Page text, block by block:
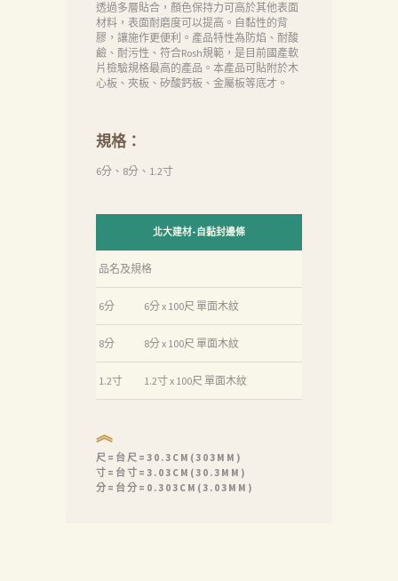
透過多層貼合，顏色保持力可高於其他表面
材料，表面耐磨度可以提高。自黏性的背
膠，讓施作更便利。產品特性為防焰、耐酸
鹼、耐污性、符合Rosh規範，是目前國產軟
片檢驗規格最高的產品。本產品可貼附於木
心板、夾板、矽酸鈣板、金屬板等底才。
規格：
6分、8分、1.2寸
北大建材-自黏封邊條
品名及規格
6分 6分 x 100尺 單面木紋
8分 8分 x 100尺 單面木紋
1.2寸 1.2寸 x 100尺 單面木紋
︽
尺=台尺=30.3CM(303MM)
寸=台寸=3.03CM(30.3MM)
分=台分=0.303CM(3.03MM)